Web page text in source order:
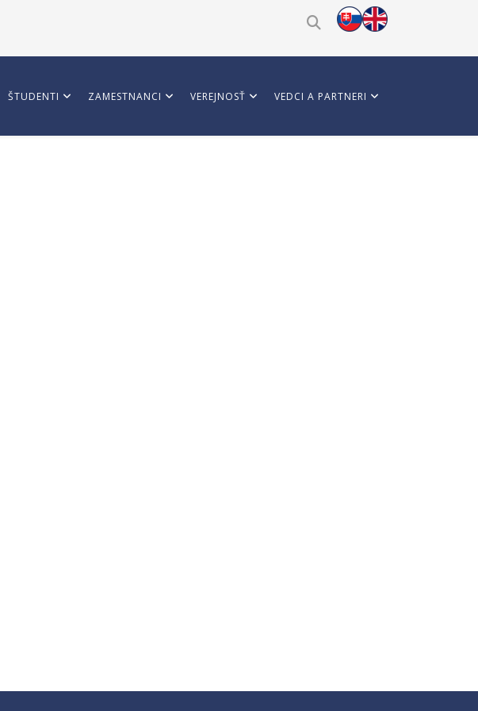
ŠTUDENTI ZAMESTNANCI VEREJNOSŤ VEDCI A PARTNERI